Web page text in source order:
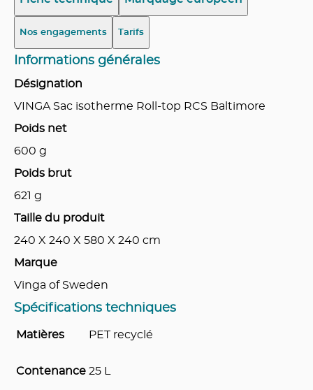
Nos engagements Tarifs
Informations générales
Désignation
VINGA Sac isotherme Roll-top RCS Baltimore
Poids net
600 g
Poids brut
621 g
Taille du produit
240 X 240 X 580 X 240 cm
Marque
Vinga of Sweden
Spécifications techniques
Matières PET recyclé
Contenance 25 L